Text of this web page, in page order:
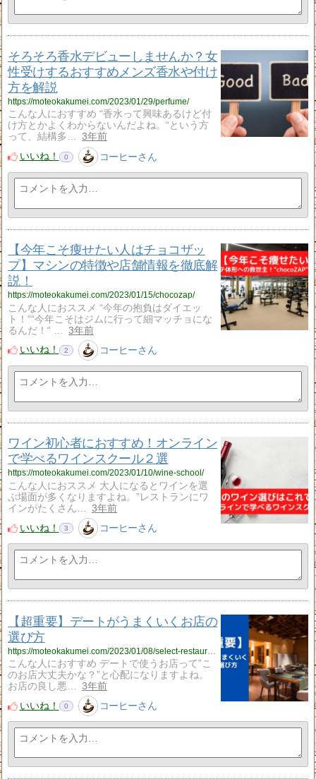
そろそろ香水デビューしませんか？女
性受けするおすすめメンズ香水や付け
方を解説
https://moteokakumei.com/2023/01/29/perfume/
こんな人におすすめ “香水って興味あるけど付
け方とかよくわからないんだよね。“という方
って、結構多…
3年前
いいね！
0 コーヒーさん
【今年こそ痩せたい人はチョコザッ
プ】マシンの特徴や店舗情報を徹底解
説！
https://moteokakumei.com/2023/01/15/chocozap/
こんな人におススメ “今年の抱負はダイエッ
ト！““今年こそはジムに行って細マッチョにな
るんだ！“ …
3年前
いいね！
2 コーヒーさん
ワイン初心者におすすめ！オンライン
で学べるワインスクール２選
https://moteokakumei.com/2023/01/10/wine-school/
こんな人におススメ 大人になるとワインを選
ぶ場面が多くなりますよね。”レストランにワ
インがたくさん…
3年前
いいね！
3 コーヒーさん
【超重要】デートがうまくいくお店の
選び方
こんな人におすすめ デートで使うお店って”こ
のお店大丈夫かな？”と心配になりますよね。
お店の良し悪…
3年前
いいね！
0 コーヒーさん